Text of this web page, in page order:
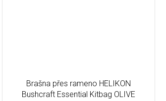
Brašna přes rameno HELIKON
Bushcraft Essential Kitbag OLIVE